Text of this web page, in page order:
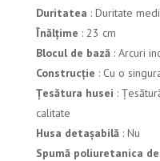
Duritatea : Duritate
Înălțime : 23 cm
Blocul de bază : Arcuri
Construcție : Cu o
Țesătura husei :
calitate
Husa detașabilă : Nu
Spumă poliuretanica